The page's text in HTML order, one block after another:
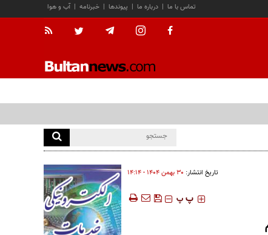
آب و هوا | خبرنامه | پیوندها | درباره ما | تماس با ما
تاریخ انتشار: ۳۰ بهمن ۱۴۰۴ - ۱۴:۱۴
‍‍‍ پ پ